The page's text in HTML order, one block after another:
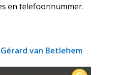
en telefoonnummer.
Gérard van Betlehem